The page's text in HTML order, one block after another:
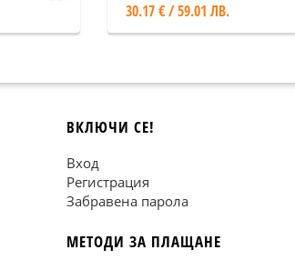
30.17 € / 59.01 ЛВ.
ВКЛЮЧИ СЕ!
Вход
Регистрация
Забравена парола
МЕТОДИ ЗА ПЛАЩАНЕ